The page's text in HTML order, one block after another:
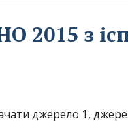
2015 з
джерело 1,